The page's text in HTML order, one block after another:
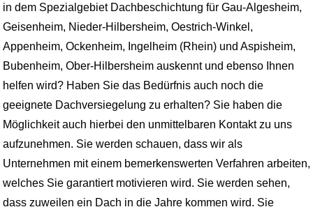
in dem Spezialgebiet Dachbeschichtung für Gau-Algesheim,
Geisenheim, Nieder-Hilbersheim, Oestrich-Winkel,
Appenheim, Ockenheim, Ingelheim (Rhein) und Aspisheim,
Bubenheim, Ober-Hilbersheim auskennt und ebenso Ihnen
helfen wird? Haben Sie das Bedürfnis auch noch die
geeignete Dachversiegelung zu erhalten? Sie haben die
Möglichkeit auch hierbei den unmittelbaren Kontakt zu uns
aufzunehmen. Sie werden schauen, dass wir als
Unternehmen mit einem bemerkenswerten Verfahren arbeiten,
welches Sie garantiert motivieren wird. Sie werden sehen,
dass zuweilen ein Dach in die Jahre kommen wird. Sie